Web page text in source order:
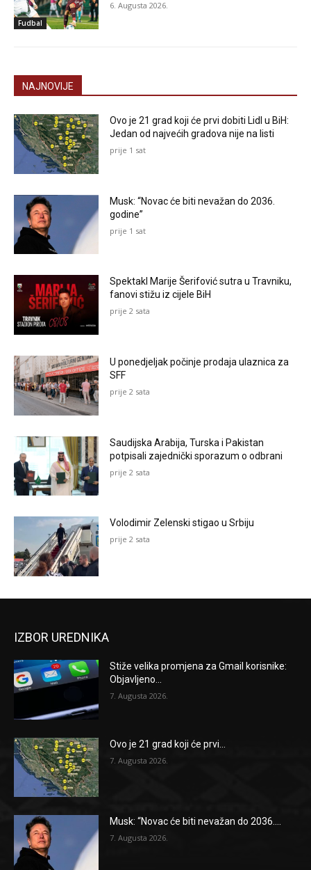
Fudbal
6. Augusta 2026.
NAJNOVIJE
Ovo je 21 grad koji će prvi dobiti Lidl u BiH:
Jedan od najvećih gradova nije na listi
prije 1 sat
Musk: “Novac će biti nevažan do 2036.
godine”
prije 1 sat
Spektakl Marije Šerifović sutra u Travniku,
fanovi stižu iz cijele BiH
prije 2 sata
U ponedjeljak počinje prodaja ulaznica za
SFF
prije 2 sata
Saudijska Arabija, Turska i Pakistan
potpisali zajednički sporazum o odbrani
prije 2 sata
Volodimir Zelenski stigao u Srbiju
prije 2 sata
IZBOR UREDNIKA
Stiže velika promjena za Gmail korisnike:
Objavljeno...
7. Augusta 2026.
Ovo je 21 grad koji će prvi...
7. Augusta 2026.
Musk: “Novac će biti nevažan do 2036....
7. Augusta 2026.